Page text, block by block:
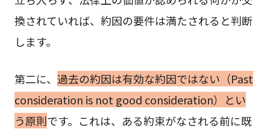
換されていれば、約因の要件は満たされると判断
します。
第二に、 過去の約因は有効な約因ではない（Past
consideration is not good consideration）とい
う原則です。これは、ある約束がなされる前に既